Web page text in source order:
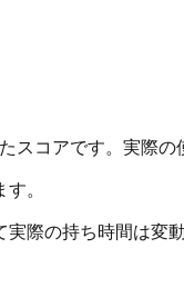
コアです。実際の
。
際の持ち時間は変動